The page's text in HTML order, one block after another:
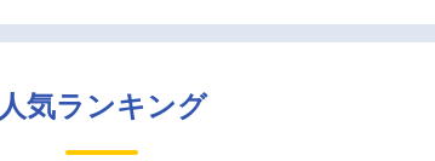
人気ランキング